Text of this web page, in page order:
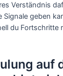
Verständnis
Signale geben
du Fortschritte
auf